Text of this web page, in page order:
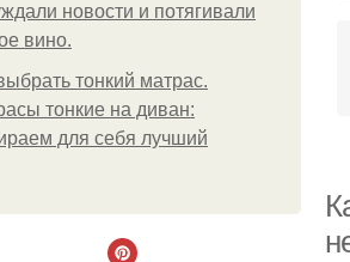
новости и потягивали
вино.
тонкий матрас.
тонкие на диван:
для себя лучший